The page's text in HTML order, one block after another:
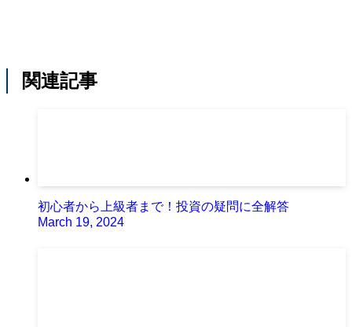
関連記事
初心者から上級者まで！投資の疑問に全解答
March 19, 2024